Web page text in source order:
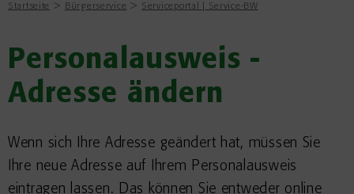
Startseite Bürgerservice Serviceportal | Service-BW
Personalausweis -
Adresse ändern
Wenn sich Ihre Adresse geändert hat, müssen Sie
Ihre neue Adresse auf Ihrem Personalausweis
eintragen lassen. Das können Sie entweder online